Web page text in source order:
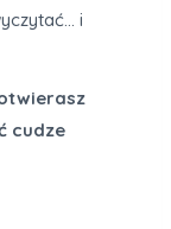
i
cudze